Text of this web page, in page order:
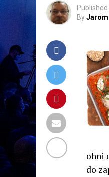
Published
By
ohni
do